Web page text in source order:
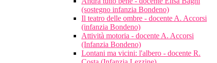
(sostegno infanzia Bondeno)
Il teatro delle ombre - docente A. Accorsi
(infanzia Bondeno)
Attività motoria - docente A. Accorsi
(Infanzia Bondeno)
Lontani ma vicini: l'albero - docente R.